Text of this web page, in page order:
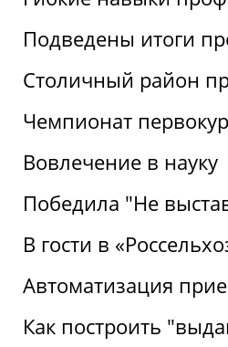
Подведены итоги
Столичный район
Чемпионат
Вовлечение в науку
Победила "Не
В гости в
Автоматизация
Как построить